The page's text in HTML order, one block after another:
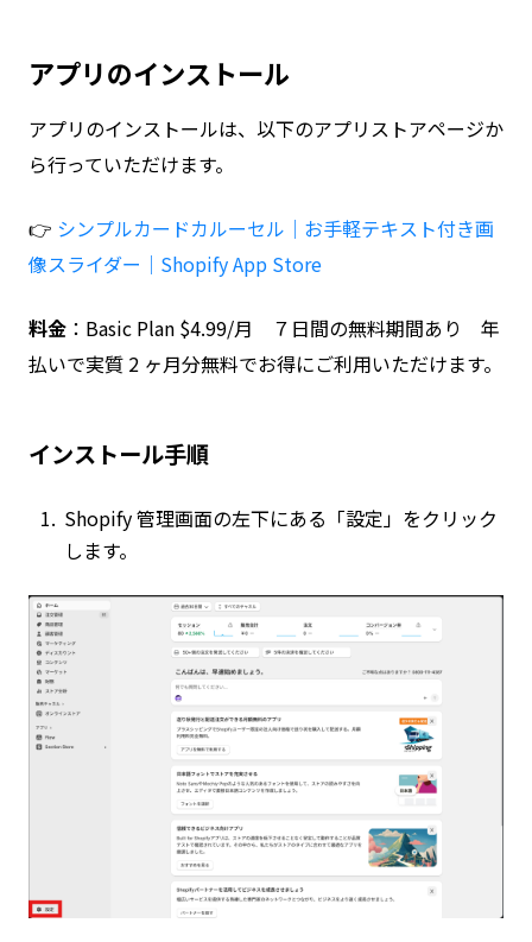
アプリのインストール
アプリのインストールは、以下のアプリストアページか
ら行っていただけます。
👉 シンプルカードカルーセル｜お手軽テキスト付き画
像スライダー｜Shopify App Store
料金 ：Basic Plan $4.99/月 ７日間の無料期間あり 年
払いで実質 2 ヶ月分無料でお得にご利用いただけます。
インストール手順
Shopify 管理画面の左下にある「設定」をクリック
します。